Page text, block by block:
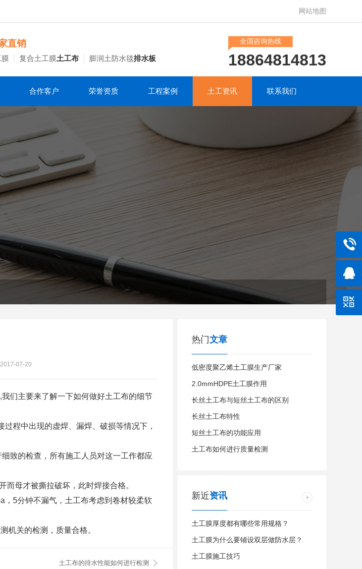
网站地图
直销
复合土工膜土工布 膨润土防水毯排水板
全国咨询热线
18864814813
合作客户 荣誉资质 工程案例 土工资讯 联系我们
07-20
们主要来了解一下如何做好土工布的细节
程中出现的虚焊、漏焊、破损等情况下，
致的检查，所有施工人员对这一工作都应
母才被撕拉破坏，此时焊接合格。
5分钟不漏气，土工布考虑到卷材较柔软
机关的检测，质量合格。
土工布的排水性能如何进行检测
热门文章
低密度聚乙烯土工膜生产厂家
2.0mmHDPE土工膜作用
长丝土工布与短丝土工布的区别
长丝土工布特性
短丝土工布的功能应用
土工布如何进行质量检测
新近资讯
土工膜厚度都有哪些常用规格？
土工膜为什么要铺设双层做防水层？
土工膜施工技巧